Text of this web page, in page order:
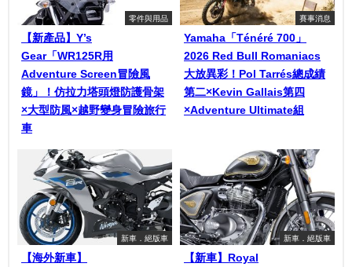
零件與用品
【新產品】Y’s
Gear「WR125R用
Adventure Screen冒險風
鏡」！仿拉力塔頭燈防護骨架
×大型防風×越野變身冒險旅行
車
賽事消息
Yamaha「Ténéré 700」
2026 Red Bull Romaniacs
大放異彩！Pol Tarrés總成績
第二×Kevin Gallais第四
×Adventure Ultimate組
新車．絕版車
【海外新車】
新車．絕版車
【新車】Royal